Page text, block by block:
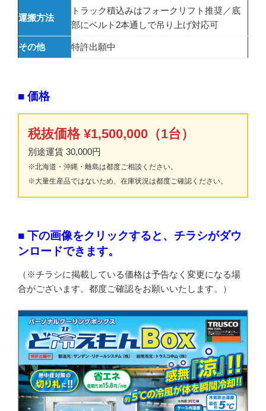
運搬方法
トラック積込みはフォークリフト推奨／底
部にベルト2本通しで吊り上げ対応可
その他 特許出願中
■ 価格
税抜価格 ¥1,500,000（1台）
別途運賃 30,000円
※北海道・沖縄・離島は都度ご相談ください。
※大量生産品ではないため、在庫状況は都度ご確認ください。
■ 下の画像をクリックすると、チラシがダウ
ンロードできます。
（※チラシに掲載している価格は予告なく変更になる場
合がございます。都度ご確認をお願いいたします。）